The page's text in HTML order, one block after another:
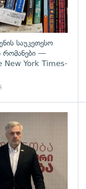
საუკეთესო
—
New York Times-